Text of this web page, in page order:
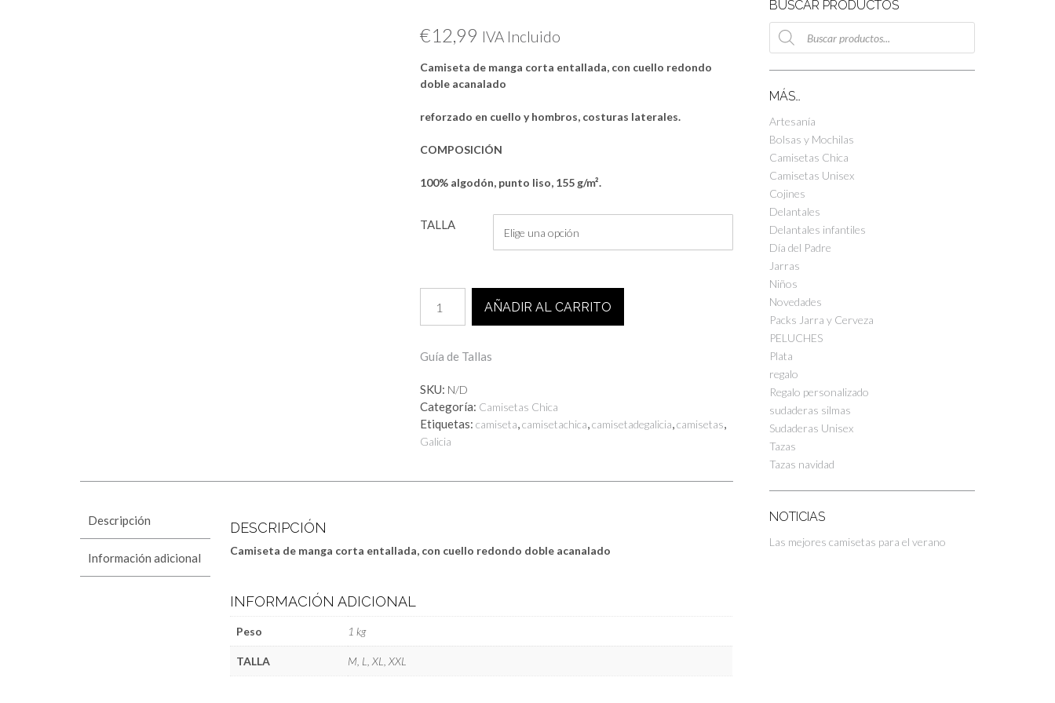
€12,99 IVA Incluido
Camiseta de manga corta entallada, con cuello redondo
doble acanalado
reforzado en cuello y hombros, costuras laterales.
COMPOSICIÓN
100% algodón, punto liso, 155 g/m².
TALLA
CHICA
CORAZÓN
cantidad
AÑADIR AL CARRITO
Guía de Tallas
SKU: N/D
Categoría: Camisetas Chica
Etiquetas: camiseta,camisetachica,camisetadegalicia,camisetas,
Galicia
Descripción
Información adicional
DESCRIPCIÓN
Camiseta de manga corta entallada, con cuello redondo doble acanalado
INFORMACIÓN ADICIONAL
Peso 1 kg
TALLA M, L, XL, XXL
BUSCAR PRODUCTOS
Búsqueda
de
productos
MÁS…
Artesanía
Bolsas y Mochilas
Camisetas Chica
Camisetas Unisex
Cojines
Delantales
Delantales infantiles
Día del Padre
Jarras
Niños
Novedades
Packs Jarra y Cerveza
PELUCHES
Plata
regalo
Regalo personalizado
sudaderas silmas
Sudaderas Unisex
Tazas
Tazas navidad
NOTICIAS
Las mejores camisetas para el verano